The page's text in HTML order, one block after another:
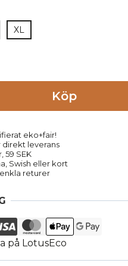
XL
Köp
eko+fair!
direkt leverans
59 SEK
Swish eller kort
returer